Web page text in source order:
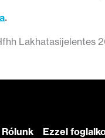
.
Rólunk Ezzel